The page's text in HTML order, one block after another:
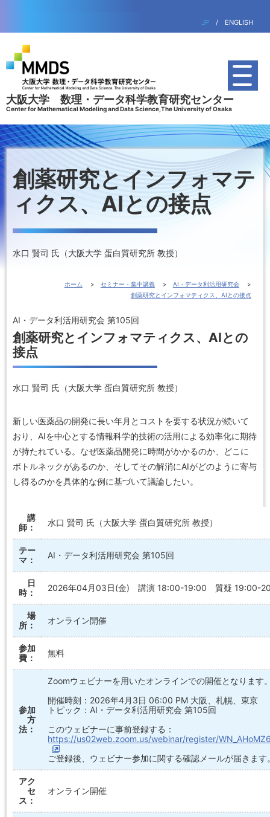
JP / ENGLISH
大阪大学 数理・データ科学教育研究センター
Center for Mathematical Modeling and Data Science,The University of Osaka
創薬研究とインフォマテ
ィクス、AIとの接点
水口 賢司 氏（大阪大学 蛋白質研究所 教授）
ホーム セミナー・集中講義
AI・データ利活用研究会
創薬研究とインフォマティクス、AIとの接点
AI・データ利活用研究会 第105回
創薬研究とインフォマティクス、AIとの
接点
水口 賢司 氏（大阪大学 蛋白質研究所 教授）
新しい医薬品の開発に長い年月とコストを要する状況が続いて
おり、AIを中心とする情報科学的技術の活用による効率化に期待
が持たれている。なぜ医薬品開発に時間がかかるのか、どこに
ボトルネックがあるのか、そしてその解消にAIがどのように寄与
し得るのかを具体的な例に基づいて議論したい。
講
師：
水口 賢司 氏（大阪大学 蛋白質研究所 教授）
テー
マ：
AI・データ利活用研究会 第105回
日
時：
2026年04月03日(金) 講演 18:00-19:00 質疑 19:00-
場
所：
オンライン開催
参加
費：
無料
参加
方
法：
Zoomウェビナーを用いたオンラインでの開催となります
開催時刻：2026年4月3日 06:00 PM 大阪、札幌、東京
トピック：AI・データ利活用研究会 第105回
このウェビナーに事前登録する：
https://us02web.zoom.us/webinar/register/
ご登録後、ウェビナー参加に関する確認メールが届きます
アク
セ
ス：
オンライン開催